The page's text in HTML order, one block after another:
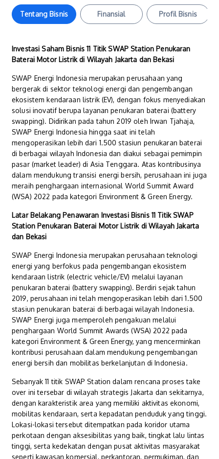
Tentang Bisnis Finansial Profil Bisnis
Investasi Saham Bisnis 11 Titik SWAP Station Penukaran
Baterai Motor Listrik di Wilayah Jakarta dan Bekasi
SWAP Energi Indonesia merupakan perusahaan yang
bergerak di sektor teknologi energi dan pengembangan
ekosistem kendaraan listrik (EV), dengan fokus menyediakan
solusi inovatif berupa layanan penukaran baterai (battery
swapping). Didirikan pada tahun 2019 oleh Irwan Tjahaja,
SWAP Energi Indonesia hingga saat ini telah
mengoperasikan lebih dari 1.500 stasiun penukaran baterai
di berbagai wilayah Indonesia dan diakui sebagai pemimpin
pasar (market leader) di Asia Tenggara. Atas kontribusinya
dalam mendukung transisi energi bersih, perusahaan ini juga
meraih penghargaan internasional World Summit Award
(WSA) 2022 pada kategori Environment & Green Energy.
Latar Belakang Penawaran Investasi Bisnis 11 Titik SWAP
Station Penukaran Baterai Motor Listrik di Wilayah Jakarta
dan Bekasi
SWAP Energi Indonesia merupakan perusahaan teknologi
energi yang berfokus pada pengembangan ekosistem
kendaraan listrik (electric vehicle/EV) melalui layanan
penukaran baterai (battery swapping). Berdiri sejak tahun
2019, perusahaan ini telah mengoperasikan lebih dari 1.500
stasiun penukaran baterai di berbagai wilayah Indonesia.
SWAP Energi juga memperoleh pengakuan melalui
penghargaan World Summit Awards (WSA) 2022 pada
kategori Environment & Green Energy, yang mencerminkan
kontribusi perusahaan dalam mendukung pengembangan
energi bersih dan mobilitas berkelanjutan di Indonesia.
Sebanyak 11 titik SWAP Station dalam rencana proses take
over ini tersebar di wilayah strategis Jakarta dan sekitarnya,
dengan karakteristik area yang memiliki aktivitas ekonomi,
mobilitas kendaraan, serta kepadatan penduduk yang tinggi.
Lokasi-lokasi tersebut ditempatkan pada koridor utama
perkotaan dengan aksesibilitas yang baik, tingkat lalu lintas
tinggi, serta kedekatan dengan pusat aktivitas masyarakat
seperti kawasan komersial, perkantoran, permukiman, dan